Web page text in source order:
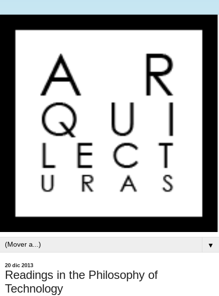
▼
20 dic 2013
Readings in the Philosophy of
Technology